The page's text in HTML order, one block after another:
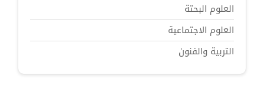
العلوم البحتة
العلوم الاجتماعية
التربية والفنون